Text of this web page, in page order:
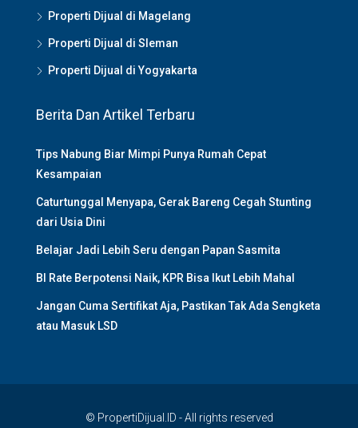
Properti Dijual di Magelang
Properti Dijual di Sleman
Properti Dijual di Yogyakarta
Berita Dan Artikel Terbaru
Tips Nabung Biar Mimpi Punya Rumah Cepat
Kesampaian
Caturtunggal Menyapa, Gerak Bareng Cegah Stunting
dari Usia Dini
Belajar Jadi Lebih Seru dengan Papan Sasmita
BI Rate Berpotensi Naik, KPR Bisa Ikut Lebih Mahal
Jangan Cuma Sertifikat Aja, Pastikan Tak Ada Sengketa
atau Masuk LSD
© PropertiDijual.ID - All rights reserved